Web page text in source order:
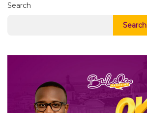
Search
Search